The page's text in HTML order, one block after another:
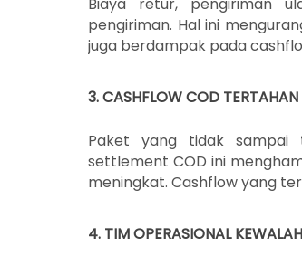
pengiriman. Hal ini
juga berdampak pada
3. CASHFLOW COD TERTAHAN
Paket yang tidak sampai
settlement COD ini
meningkat. Cashflow yang
4. TIM OPERASIONAL